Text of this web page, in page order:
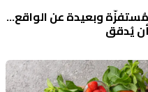
وبعيدة عن الواقع...
يُدقق